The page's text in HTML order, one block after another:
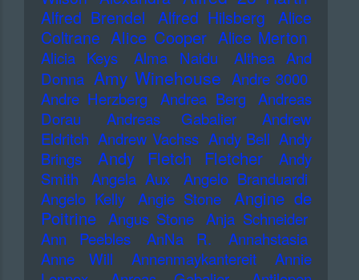
Alfred Brendel Alfred Hilsberg
Alice
Coltrane Alice Cooper Alice Merton
Alicia Keys Alma Naidu
Althea And
Donna Amy Winehouse Andre 3000
Andre Herzberg
Andrea Berg
Andreas
Dorau
Andreas Gabalier
Andrew
Eldritch Andrew Vachss Andy Bell Andy
Brings
Andy Fletch Fletcher
Andy
Smith
Angela Aux
Angelo Branduardi
Angelo Kelly
Angie Stone
Angine de
Poitrine Angus Stone Anja Schneider
Ann Peebles
AnNa R.
Annahstasia
Anne Will
Annenmaykantereit
Annie